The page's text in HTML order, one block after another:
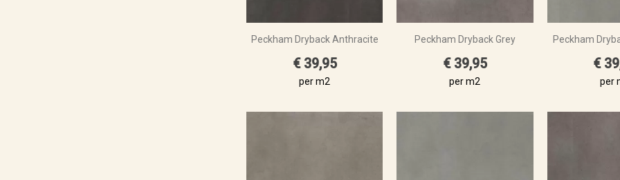
Peckham Dryback Anthracite
€ 39,95
per m2
Peckham Dryback Grey
€ 39,95
per m2
Peckham
€
per